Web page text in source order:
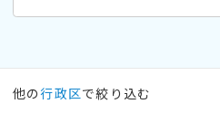
他の行政区で絞り込む